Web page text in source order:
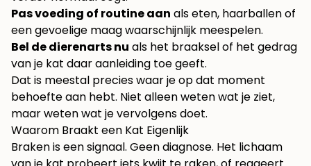
Pas voeding of routine aan als eten, haarballen of
een gevoelige maag waarschijnlijk meespelen.
Bel de dierenarts nu als het braaksel of het gedrag
van je kat daar aanleiding toe geeft.
Dat is meestal precies waar je op dat moment
behoefte aan hebt. Niet alleen weten wat je ziet,
maar weten wat je vervolgens doet.
Waarom Braakt een Kat Eigenlijk
Braken is een signaal. Geen diagnose. Het lichaam